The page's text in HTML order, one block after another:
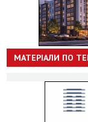
МАТЕРІАЛИ ПО